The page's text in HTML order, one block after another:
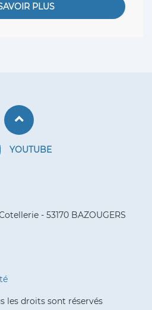
PLUS
Retour haut de
YOUTUBE
- 53170 BAZOUGERS
les droits sont réservés